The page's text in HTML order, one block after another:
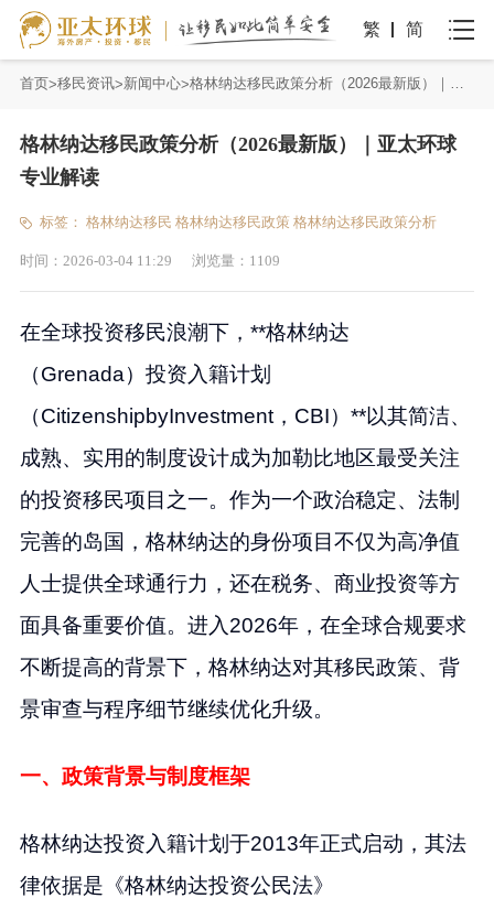
繁 简
首页 移民资讯 新闻中心 格林纳达移民政策分析（2026最新版）｜亚太环球专业解读
格林纳达移民政策分析（2026最新版）｜亚太环球
专业解读
标签： 格林纳达移民 格林纳达移民政策 格林纳达移民政策分析
时间： 2026-03-04 11:29 浏览量： 1109
在全球投资移民浪潮下，**格林纳达
（Grenada）投资入籍计划
（CitizenshipbyInvestment，CBI）**以其简洁、
成熟、实用的制度设计成为加勒比地区最受关注
的投资移民项目之一。作为一个政治稳定、法制
完善的岛国，格林纳达的身份项目不仅为高净值
人士提供全球通行力，还在税务、商业投资等方
面具备重要价值。进入2026年，在全球合规要求
不断提高的背景下，格林纳达对其移民政策、背
景审查与程序细节继续优化升级。
一、政策背景与制度框架
格林纳达投资入籍计划于2013年正式启动，其法
律依据是《格林纳达投资公民法》